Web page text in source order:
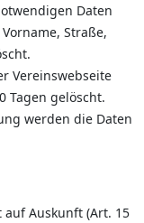
Daten
Straße,
Vereinswebseite
Tagen gelöscht.
werden die Daten
Auskunft (Art. 15